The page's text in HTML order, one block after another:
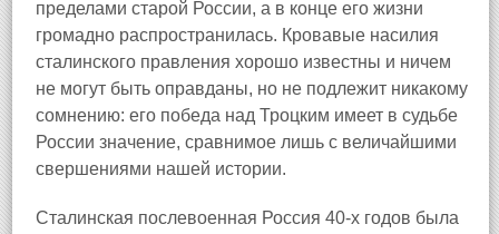
пределами старой России, а в конце его жизни
громадно распространилась. Кровавые насилия
сталинского правления хорошо известны и ничем
не могут быть оправданы, но не подлежит никакому
сомнению: его победа над Троцким имеет в судьбе
России значение, сравнимое лишь с величайшими
свершениями нашей истории.
Сталинская послевоенная Россия 40‑х годов была